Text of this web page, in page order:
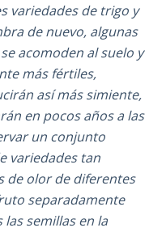
variedades de trigo y
de nuevo, algunas
acomoden al suelo y
más fértiles,
así más simiente,
en pocos años a las
un conjunto
variedades tan
de olor de diferentes
separadamente
semillas en la